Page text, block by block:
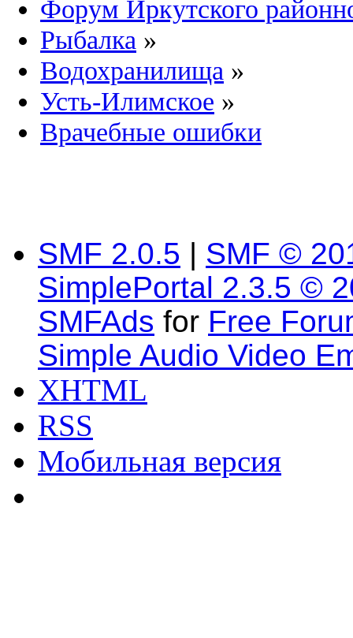
Форум Иркутского
Рыбалка »
Водохранилища »
Усть-Илимское »
Врачебные ошибки
SMF 2.0.5 | SMF ©
SimplePortal 2.3.5 ©
SMFAds for Free
Simple Audio Video
XHTML
RSS
Мобильная версия